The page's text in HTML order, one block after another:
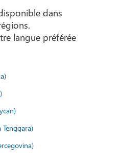
dans
langue préférée
Tenggara)